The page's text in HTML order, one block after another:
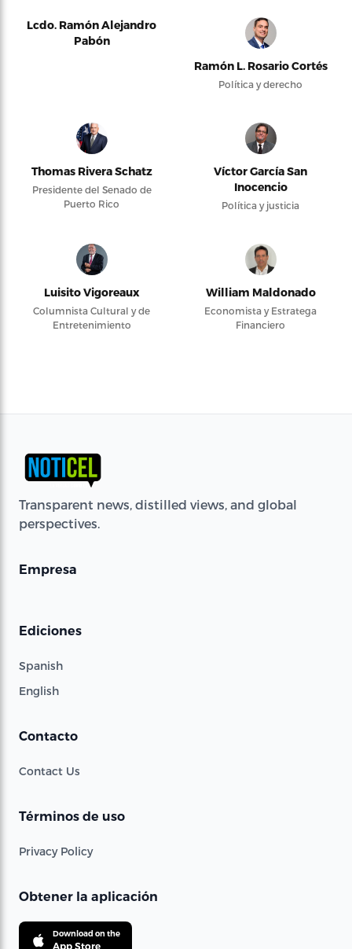
Lcdo. Ramón Alejandro
Pabón
Ramón L. Rosario Cortés
Política y derecho
Thomas Rivera Schatz
Presidente del Senado de
Puerto Rico
Víctor García San
Inocencio
Política y justicia
Luisito Vigoreaux
Columnista Cultural y de
Entretenimiento
William Maldonado
Economista y Estratega
Financiero
Transparent news, distilled views, and global
perspectives.
Empresa
Ediciones
Spanish
English
Contacto
Contact Us
Términos de uso
Privacy Policy
Obtener la aplicación
Download on the
App Store